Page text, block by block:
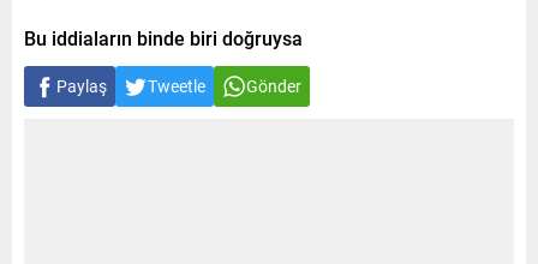
Bu iddiaların binde biri doğruysa
Paylaş Tweetle Gönder